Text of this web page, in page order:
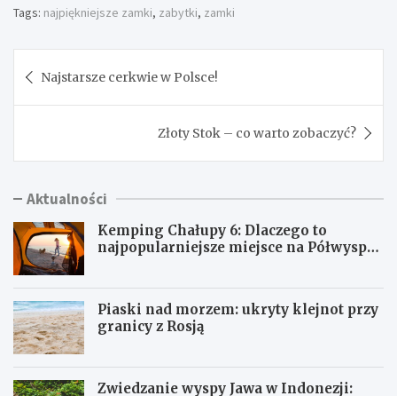
Tags: najpiękniejsze zamki, zabytki, zamki
wpisu
Najstarsze cerkwie w Polsce!
Złoty Stok – co warto zobaczyć?
Aktualności
Kemping Chałupy 6: Dlaczego to
najpopularniejsze miejsce na Półwyspie
Piaski nad morzem: ukryty klejnot przy
granicy z Rosją
Zwiedzanie wyspy Jawa w Indonezji: